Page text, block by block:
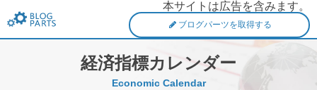
本サイトは広告を含みます。
ブログパーツを取得する
経済指標カレンダー
Economic Calendar